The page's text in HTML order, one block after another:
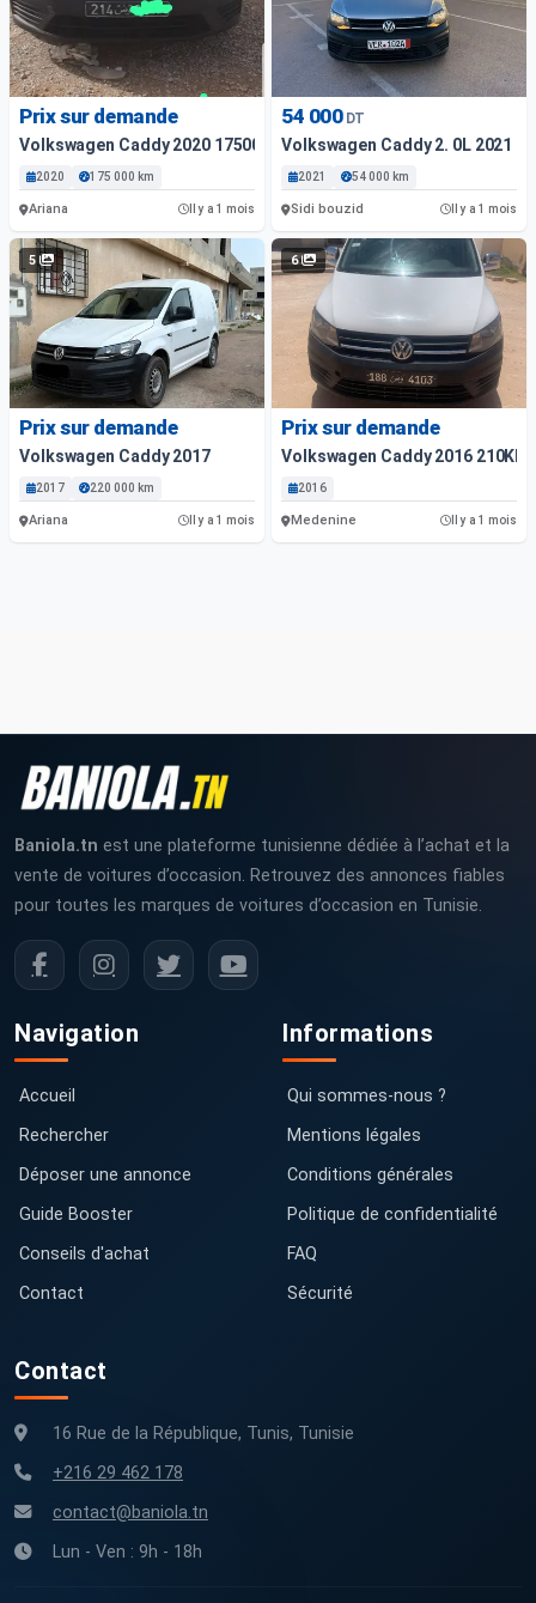
Prix sur demande
Volkswagen Caddy 2020 175000 Km
2020 175 000 km
Ariana Il y a 1 mois
54 000 DT
Volkswagen Caddy 2. 0L 2021
2021 54 000 km
Sidi bouzid Il y a 1 mois
5
Prix sur demande
Volkswagen Caddy 2017
2017 220 000 km
Ariana Il y a 1 mois
6
Prix sur demande
Volkswagen Caddy 2016 210Klm
2016
Medenine Il y a 1 mois
Baniola.tn est une plateforme tunisienne dédiée à l’achat et la
vente de voitures d’occasion. Retrouvez des annonces fiables
pour toutes les marques de voitures d’occasion en Tunisie.
Navigation
Accueil
Rechercher
Déposer une annonce
Guide Booster
Conseils d'achat
Contact
Informations
Qui sommes-nous ?
Mentions légales
Conditions générales
Politique de confidentialité
FAQ
Sécurité
Contact
16 Rue de la République, Tunis, Tunisie
+216 29 462 178
contact@baniola.tn
Lun - Ven : 9h - 18h